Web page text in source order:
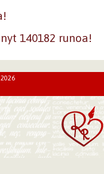
140182 runoa!